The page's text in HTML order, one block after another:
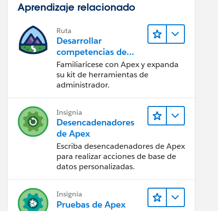
lost') {
Aprendizaje relacionado
Ruta
Desarrollar
competencias de
codificación Apex
Familiarícese con Apex y expanda
su kit de herramientas de
administrador.
Insignia
Desencadenadores
de Apex
Escriba desencadenadores de Apex
para realizar acciones de base de
datos personalizadas.
Insignia
Pruebas de Apex